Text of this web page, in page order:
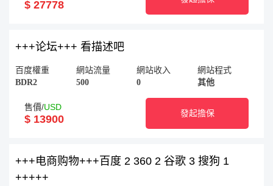
$ 27778
+++论坛+++ 看描述吧
百度權重
BDR2
網站流量
500
網站收入
0
網站程式
其他
售價/USD
$ 13900 發起擔保
+++电商购物+++百度 2 360 2 谷歌 3 搜狗 1
+++++